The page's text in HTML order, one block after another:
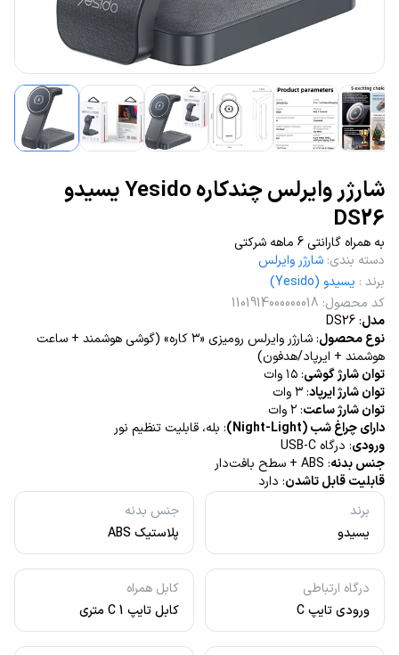
شارژر وایرلس چندکاره Yesido یسیدو
DS26
برند
یسیدو
جنس بدنه
پلاستیک ABS
درگاه ارتباطی
ورودی تایپ C
کابل همراه
کابل تایپ C 1 متری
به همراه گارانتی 6 ماهه شرکتی
دسته بندی: شارژر وایرلس
برند : یسیدو (Yesido)
کد محصول:
1101914000000018
مدل: DS26
نوع محصول
: شارژر وایرلس رومیزی «۳ کاره» (گوشی هوشمند + ساعت
هوشمند + ایرپاد/هدفون)
توان شارژ گوشی: ۱۵ وات
توان شارژ ایرپاد: ۳ وات
توان شارژ ساعت: ۲ وات
دارای چراغ شب (Night-Light)
: بله، قابلیت تنظیم نور
ورودی: درگاه USB-C
جنس بدنه: ABS + سطح بافت‌دار
قابلیت قابل تاشدن: دارد